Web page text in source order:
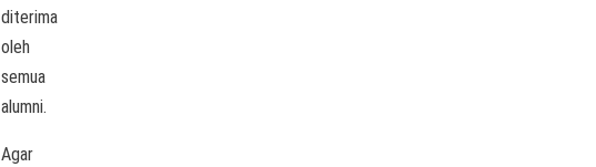
diterima
oleh
semua
alumni.
Agar